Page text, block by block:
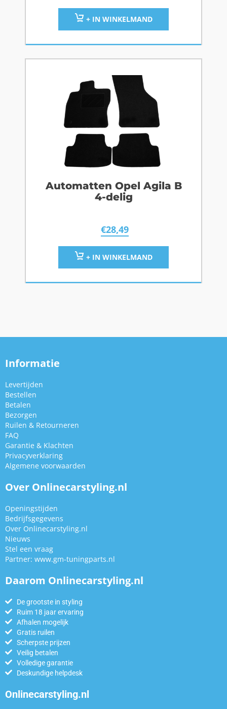
+ IN WINKELMAND
Automatten Opel Agila B
4-delig
€28,49
+ IN WINKELMAND
Informatie
Levertijden
Bestellen
Betalen
Bezorgen
Ruilen & Retourneren
FAQ
Garantie & Klachten
Privacyverklaring
Algemene voorwaarden
Over Onlinecarstyling.nl
Openingstijden
Bedrijfsgegevens
Over Onlinecarstyling.nl
Nieuws
Stel een vraag
Partner: www.gm-tuningparts.nl
Daarom Onlinecarstyling.nl
De grootste in styling
Ruim 18 jaar ervaring
Afhalen mogelijk
Gratis ruilen
Scherpste prijzen
Veilig betalen
Volledige garantie
Deskundige helpdesk
Onlinecarstyling.nl